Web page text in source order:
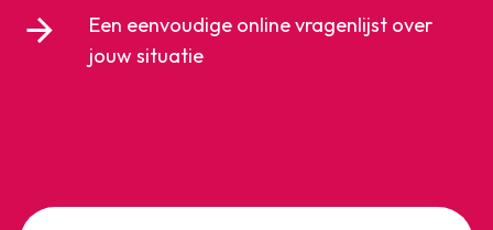
Een eenvoudige online vragenlijst over
jouw situatie